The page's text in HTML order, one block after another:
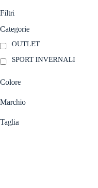
pagina
Filtri
Categorie
OUTLET
SPORT INVERNALI
Colore
Marchio
Taglia